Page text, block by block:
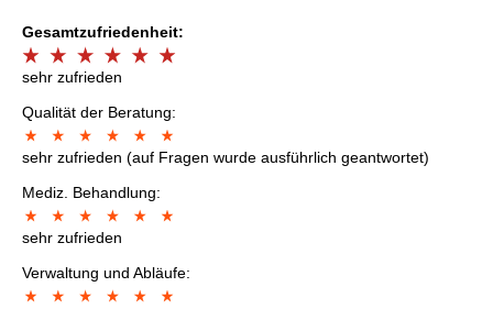
Gesamtzufriedenheit:
sehr zufrieden
Qualität der Beratung:
sehr zufrieden (auf Fragen wurde ausführlich geantwortet)
Mediz. Behandlung:
sehr zufrieden
Verwaltung und Abläufe: